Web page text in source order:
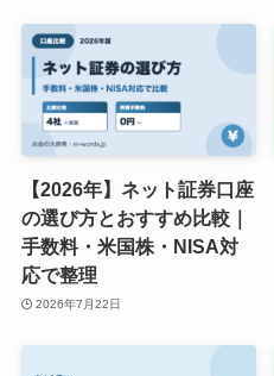
【2026年】ネット証券口座
の選び方とおすすめ比較｜
手数料・米国株・NISA対
応で整理
2026年7月22日